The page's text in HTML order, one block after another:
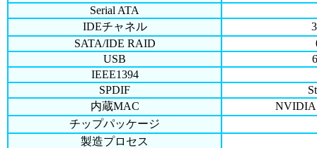
Serial ATA
IDEチャネル
SATA/IDE RAID
USB
IEEE1394
SPDIF
内蔵MAC
NVIDIA
チップパッケージ
製造プロセス